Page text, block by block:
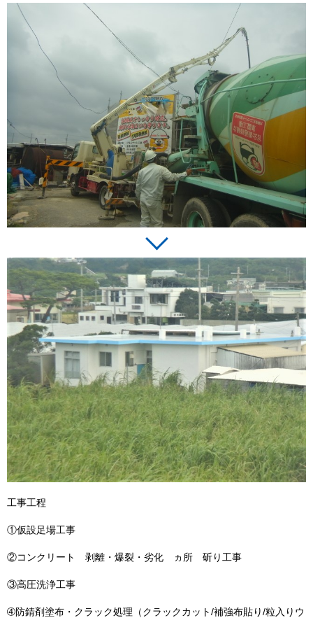
工事工程
①仮設足場工事
②コンクリート 剥離・爆裂・劣化 ヵ所 斫り工事
③高圧洗浄工事
➃防錆剤塗布・クラック処理（クラックカット/補強布貼り/粒入りウ